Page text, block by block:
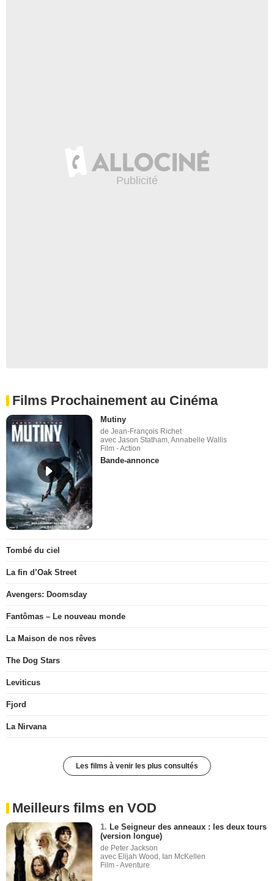
Films Prochainement au Cinéma
Mutiny
de Jean-François Richet
avec Jason Statham, Annabelle Wallis
Film - Action
Bande-annonce
Tombé du ciel
La fin d’Oak Street
Avengers: Doomsday
Fantômas – Le nouveau monde
La Maison de nos rêves
The Dog Stars
Leviticus
Fjord
La Nirvana
Les films à venir les plus consultés
Meilleurs films en VOD
1. Le Seigneur des anneaux : les deux tours
(version longue)
de Peter Jackson
avec Elijah Wood, Ian McKellen
Film - Aventure